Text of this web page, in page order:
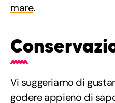
mare.
Vi suggeriamo di
godere appieno di